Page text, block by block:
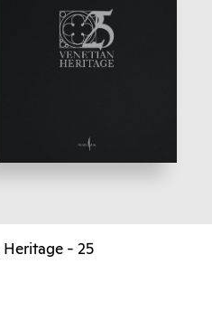
Heritage - 25